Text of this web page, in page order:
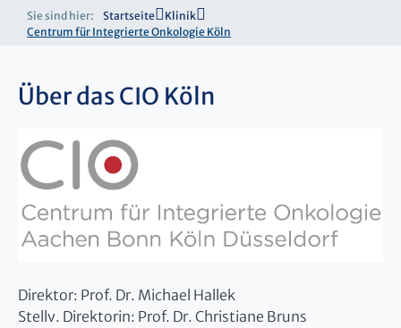
Sie sind hier: Startseite
Klinik
Centrum für Integrierte Onkologie Köln
Über das CIO Köln
Direktor: Prof. Dr. Michael Hallek
Stellv. Direktorin: Prof. Dr. Christiane Bruns